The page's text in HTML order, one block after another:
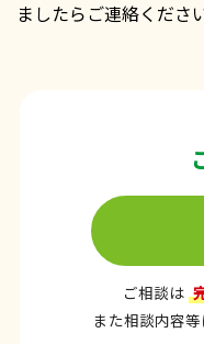
ましたらご連絡ください
ご相談は
また相談内容等